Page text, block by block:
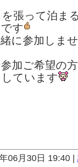
張って泊ま
す
に参加しま
加ご希望の
ています
06月30日 19:40 |